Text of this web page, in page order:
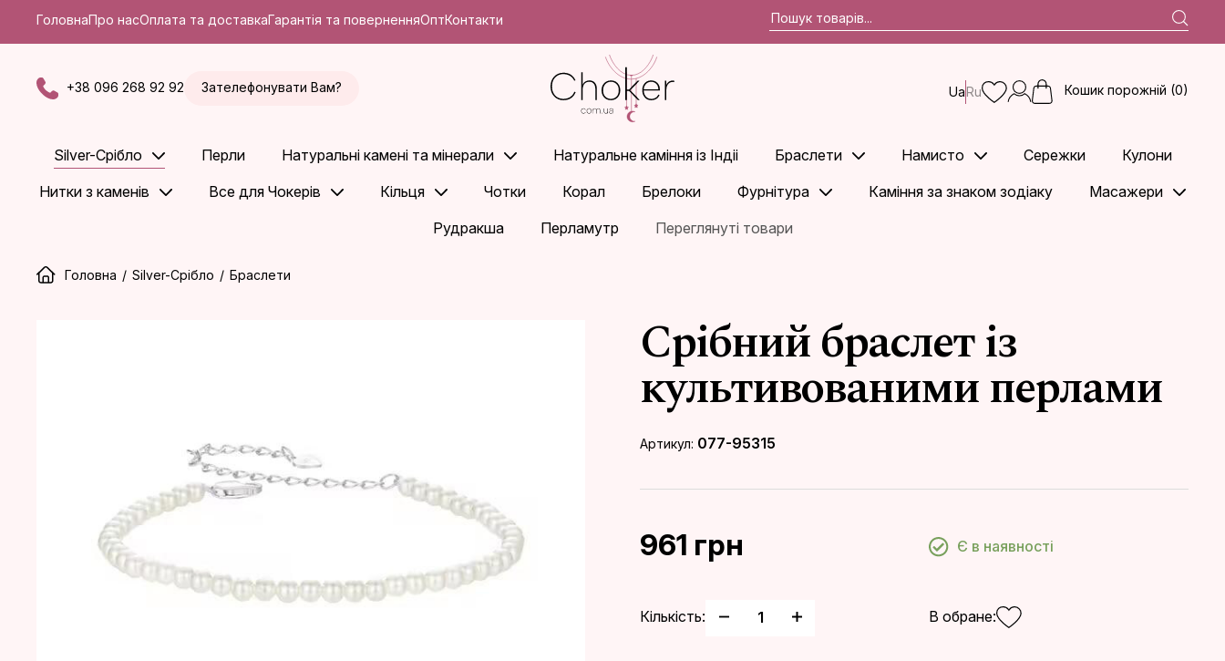
ГоловнаПро насОплата та доставкаГарантія та поверненняОптКонтакти
+38 096 268 92 92 Зателефонувати Вам? UaRu Кошик порожній (0)
Silver-Срібло Перли Натуральні камені та мінерали Натуральне каміння із Індіі Браслети Намисто Сережки
Кулони
Нитки з каменів
Все для Чокерів Кільця Чотки Корал Брелоки Фурнітура Каміння за знаком зодіаку
Масажери
Рудракша
Перламутр Переглянуті товари
Головна / Silver-Срібло / Браслети
Срібний браслет із
культивованими перлами
Артикул: 077-95315
961 грн Є в наявності
Кількість: В обране: